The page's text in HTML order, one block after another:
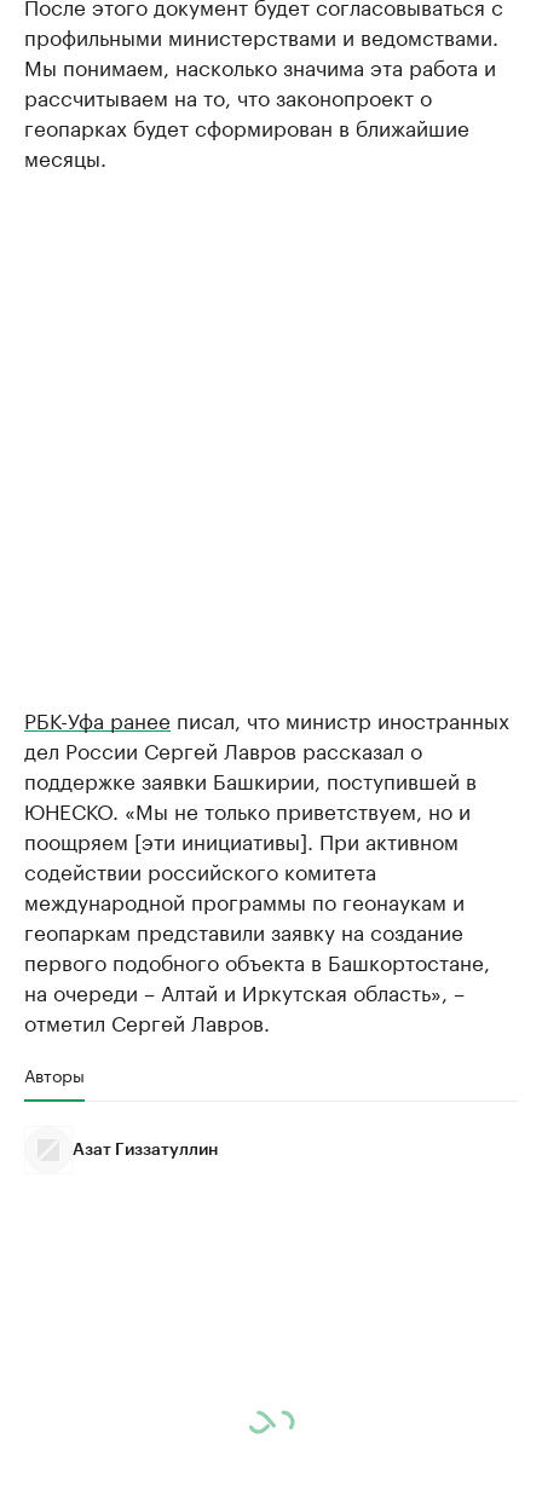
профильными министерствами и ведомствами.
Мы понимаем, насколько значима эта работа и
рассчитываем на то, что законопроект о
геопарках будет сформирован в ближайшие
месяцы.
РБК-Уфа ранее писал, что министр иностранных
дел России Сергей Лавров рассказал о
поддержке заявки Башкирии, поступившей в
ЮНЕСКО. «Мы не только приветствуем, но и
поощряем [эти инициативы]. При активном
содействии российского комитета
международной программы по геонаукам и
геопаркам представили заявку на создание
первого подобного объекта в Башкортостане,
на очереди – Алтай и Иркутская область», –
отметил Сергей Лавров.
Авторы
Азат Гиззатуллин